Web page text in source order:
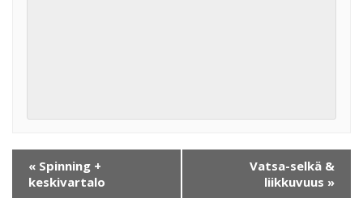
« Spinning +
keskivartalo
Vatsa-selkä &
liikkuvuus »